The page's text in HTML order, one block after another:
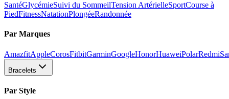
SantéGlycémieSuivi du SommeilTension ArtérielleSportCourse à
PiedFitnessNatationPlongéeRandonnée
Par Marques
AmazfitAppleCorosFitbitGarminGoogleHonorHuaweiPolarRedmi
Bracelets
Par Style